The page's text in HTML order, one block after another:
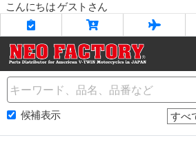
こんにちは ゲストさん
Name
候補表示